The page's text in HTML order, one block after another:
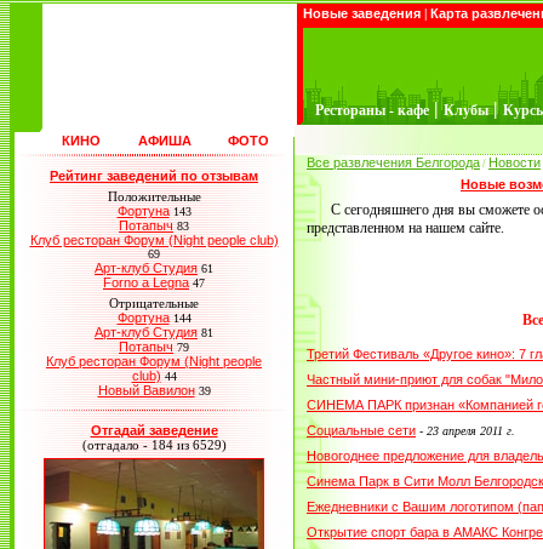
Новые заведения | Карта
Рестораны - кафе | Клубы |
КИНО АФИША ФОТО
Рейтинг заведений по отзывам
Положительные
Фортуна 143
Потапыч 83
Клуб ресторан Форум (Night people club)
69
Арт-клуб Студия 61
Forno a Legna 47
Отрицательные
Фортуна 144
Арт-клуб Студия 81
Потапыч 79
Клуб ресторан Форум (Night people
club) 44
Новый Вавилон 39
Отгадай заведение
(отгадало - 184 из 6529)
Все развлечения Белгорода / Новости
Новые
С сегодняшнего дня вы сможете
представленном на нашем сайте.
Третий Фестиваль «Другое кино»: 7
Частный мини-приют для собак
СИНЕМА ПАРК признан «Компанией
Социальные сети - 23 апреля 2011 г.
Новогоднее предложение для
Синема Парк в Сити Молл
Ежедневники с Вашим логотипом
Открытие спорт бара в АМАКС